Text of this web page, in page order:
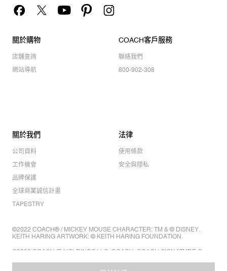
關於購物
店舖查詢
網站導航
COACH客戶服務
聯絡我們
800-902-308
關於我們
公司資料
工作機會
品牌保護
全球商業誠信計畫
TAPESTRY
法律
使用條款
安全與隱私
©2022 COACH® / MICKEY MOUSE CHARACTER: TM & © DISNEY.
KEITH HARING ARTWORK: © KEITH HARING FOUNDATION.
©2022 COACH IP HOLDINGS LLC. COACH, COACH SIGNATURE C